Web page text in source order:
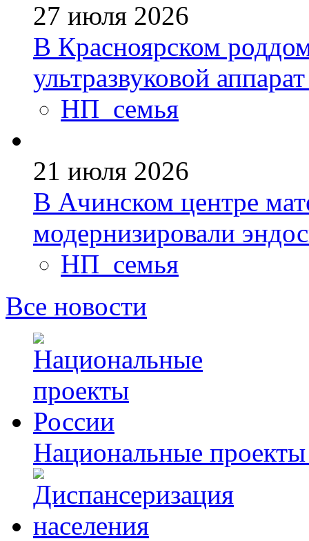
27 июля 2026
В Красноярском
ультразвуковой
НП_семья
21 июля 2026
В Ачинском центре
модернизировали
НП_семья
Все новости
Национальные